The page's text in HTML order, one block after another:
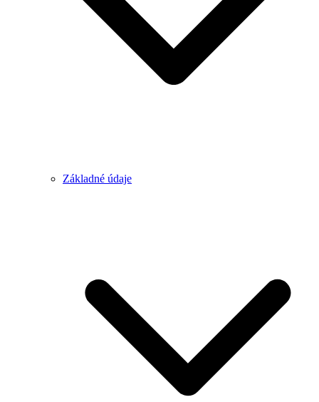
Základné údaje